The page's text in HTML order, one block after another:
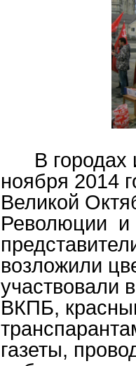
В городах и
ноября 2014
Великой
Революции и
возложили
участвовали
ВКПБ,
газеты,